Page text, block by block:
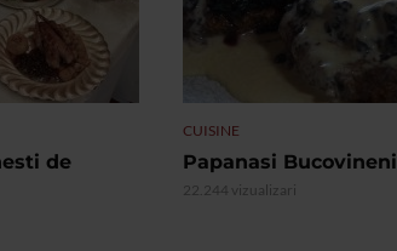
de
CUISINE
Papanasi Bucovineni
22.244 vizualizari